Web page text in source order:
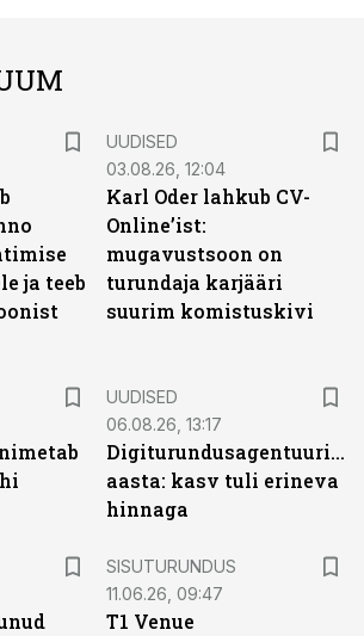
ja teeb
UUDISED
03.08.26, 12:04
Karl Oder lahkub CV-
Online’ist:
mugavustsoon on
turundaja karjääri
suurim komistuskivi
UUDISED
06.08.26, 13:17
Digiturundusagentuuride
aasta: kasv tuli erineva
hinnaga
SISUTURUNDUS
11.06.26, 09:47
T1 Venue